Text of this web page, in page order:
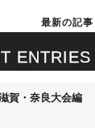
ENTRIES
最新の記事
賀・奈良大会編